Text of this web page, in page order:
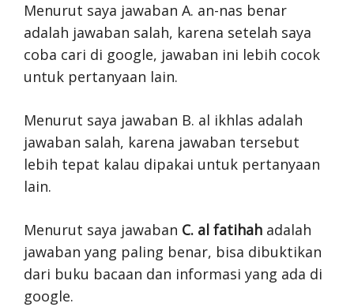
Menurut saya jawaban A. an-nas benar
adalah jawaban salah, karena setelah saya
coba cari di google, jawaban ini lebih cocok
untuk pertanyaan lain.
Menurut saya jawaban B. al ikhlas adalah
jawaban salah, karena jawaban tersebut
lebih tepat kalau dipakai untuk pertanyaan
lain.
Menurut saya jawaban C. al fatihah adalah
jawaban yang paling benar, bisa dibuktikan
dari buku bacaan dan informasi yang ada di
google.